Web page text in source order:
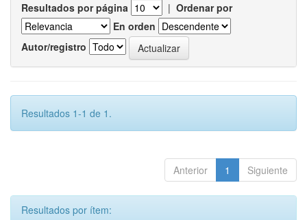
Resultados por página | Ordenar por
En orden
Autor/registro
Resultados 1-1 de 1.
Anterior 1 Siguiente
Resultados por ítem: